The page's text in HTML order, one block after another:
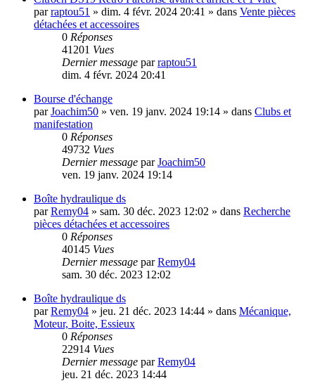
parraptou51 » dim. 4 févr. 2024 20:41 » dans Vente pièces
détachées et accessoires
0 Réponses
41201 Vues
Dernier message parraptou51
dim. 4 févr. 2024 20:41
Bourse d'échange
parJoachim50 » ven. 19 janv. 2024 19:14 » dans Clubs et
manifestation
0 Réponses
49732 Vues
Dernier message parJoachim50
ven. 19 janv. 2024 19:14
Boîte hydraulique ds
parRemy04 » sam. 30 déc. 2023 12:02 » dans Recherche
pièces détachées et accessoires
0 Réponses
40145 Vues
Dernier message parRemy04
sam. 30 déc. 2023 12:02
Boîte hydraulique ds
parRemy04 » jeu. 21 déc. 2023 14:44 » dans Mécanique,
Moteur, Boite, Essieux
0 Réponses
22914 Vues
Dernier message parRemy04
jeu. 21 déc. 2023 14:44